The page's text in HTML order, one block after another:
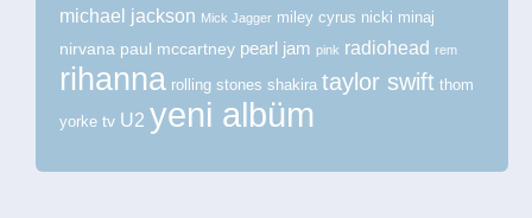
michael jackson Mick Jagger miley cyrus nicki minaj
nirvana paul mccartney pearl jam pink radiohead rem
rihanna rolling stones shakira taylor swift thom
yorke tv U2 yeni albüm